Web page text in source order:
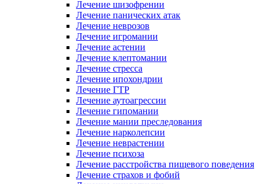
Лечение шизофрении
Лечение панических атак
Лечение неврозов
Лечение игромании
Лечение астении
Лечение клептомании
Лечение стресса
Лечение ипохондрии
Лечение ГТР
Лечение аутоагрессии
Лечение гипомании
Лечение мании преследования
Лечение нарколепсии
Лечение неврастении
Лечение психоза
Лечение расстройства пищевого поведения
Лечение страхов и фобий